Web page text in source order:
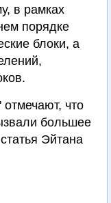
в рамках
порядке
блоки, а
что
большее
Эйтана